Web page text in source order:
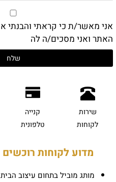
אני מאשר/ת כי קראתי והבנתי
האתר ואני מסכים/ה לה
שירות
לקוחות
קנייה
טלפונית
מדוע לקוחות רוכשים
מותג מוביל בתחום עיצוב